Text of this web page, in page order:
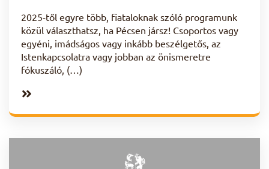
2025-től egyre több, fiataloknak szóló programunk
közül választhatsz, ha Pécsen jársz! Csoportos vagy
egyéni, imádságos vagy inkább beszélgetős, az
Istenkapcsolatra vagy jobban az önismeretre
fókuszáló, (…)